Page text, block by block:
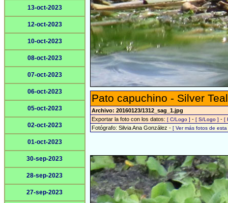
13-oct-2023
12-oct-2023
10-oct-2023
08-oct-2023
07-oct-2023
06-oct-2023
05-oct-2023
02-oct-2023
01-oct-2023
30-sep-2023
28-sep-2023
27-sep-2023
Pato capuchino - Silver
Archivo: 20160123/1312_sag_1.jpg
Exportar la foto con los datos: [ C/Logo ] - [ S/Logo ] - [
Fotógrafo: Silvia Ana González - [ Ver más fotos de